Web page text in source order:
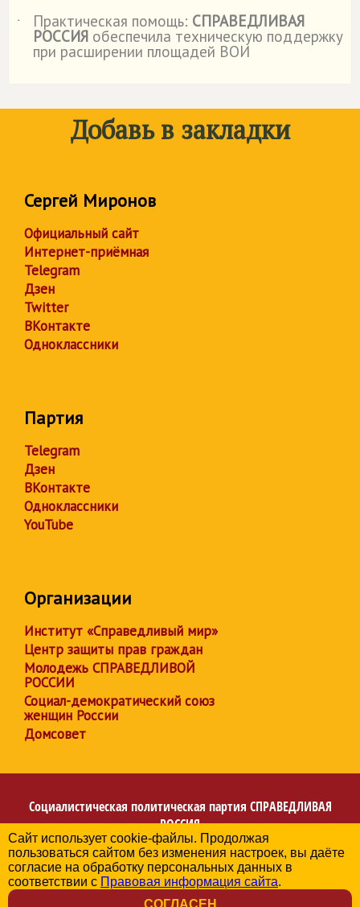
˙
Практическая помощь: СПРАВЕДЛИВАЯ
РОССИЯ обеспечила техническую поддержку
при расширении площадей ВОИ
Добавь в закладки
Сергей Миронов
Официальный сайт
Интернет-приёмная
Telegram
Дзен
Twitter
ВКонтакте
Одноклассники
Партия
Telegram
Дзен
ВКонтакте
Одноклассники
YouTube
Организации
Институт «Справедливый мир»
Центр защиты прав граждан
Молодежь СПРАВЕДЛИВОЙ
РОССИИ
Социал-демократический союз
женщин России
Домсовет
Социалистическая политическая партия СПРАВЕДЛИВАЯ
РОССИЯ
Региональное отделение партии в Кемеровской области
– Кузбассе
© 2006-2026
Политика в отношении обработки персональных данных
Сайт использует cookie-файлы. Продолжая
пользоваться сайтом без изменения настроек, вы даёте
согласие на обработку персональных данных в
соответствии с Правовая информация сайта.
СОГЛАСЕН